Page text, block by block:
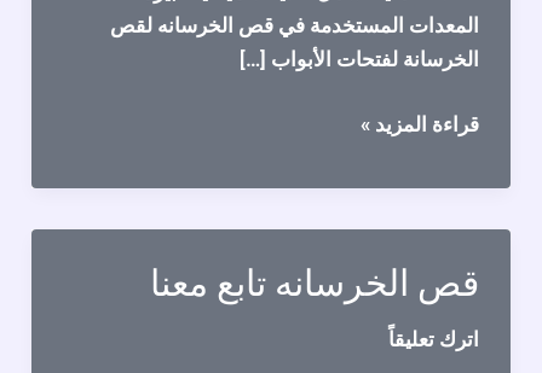
المعدات المستخدمة في قص الخرسانه لقص
الخرسانة لفتحات الأبواب […]
قص
لفتحات
الأبواب
واغراض
تعديل
المباني
قراءة المزيد »
قص الخرسانه تابع معنا
اترك تعليقاً